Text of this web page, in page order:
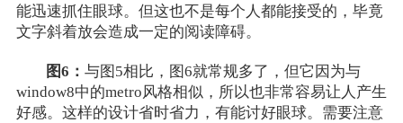
能迅速抓住眼球。但这也不是每个人都能接受的，毕竟
文字斜着放会造成一定的阅读障碍。
图6：与图5相比，图6就常规多了，但它因为与
window8中的metro风格相似，所以也非常容易让人产生
好感。这样的设计省时省力，有能讨好眼球。需要注意